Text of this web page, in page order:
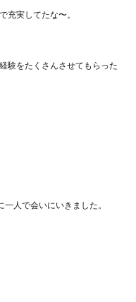
充実してたな〜。
験をたくさんさせてもらった
人で会いにいきました。